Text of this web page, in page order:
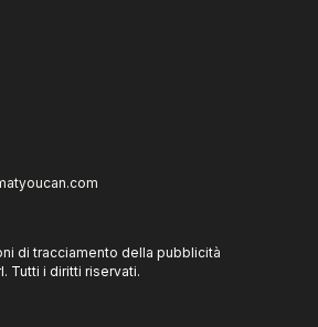
di tracciamento della pubblicità
Tutti i diritti riservati.